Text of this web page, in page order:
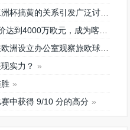
杯搞黄的关系引发广泛讨论
万欧元，成为喀麦隆最贵门将
办公室观察旅欧球员的身体情况
实力？
中获得 9/10 分的高分